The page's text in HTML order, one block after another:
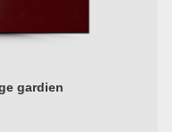
gardien